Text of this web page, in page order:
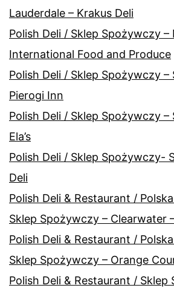
Lauderdale – Krakus Deli
Polish Deli / Sklep Spożywczy
International Food and Produce
Polish Deli / Sklep Spożywczy –
Pierogi Inn
Polish Deli / Sklep Spożywczy –
Ela’s
Polish Deli / Sklep Spożywczy-
Deli
Polish Deli & Restaurant /
Sklep Spożywczy – Clearwater
Polish Deli & Restaurant /
Sklep Spożywczy – Orange
Polish Deli & Restaurant / Sklep